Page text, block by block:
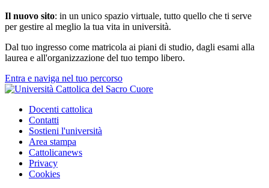
Il nuovo sito: in un unico spazio virtuale, tutto quello che ti serve
per gestire al meglio la tua vita in università.
Dal tuo ingresso come matricola ai piani di studio, dagli esami alla
laurea e all'organizzazione del tuo tempo libero.
Entra e naviga nel tuo percorso
Docenti cattolica
Contatti
Sostieni l'università
Area stampa
Cattolicanews
Privacy
Cookies